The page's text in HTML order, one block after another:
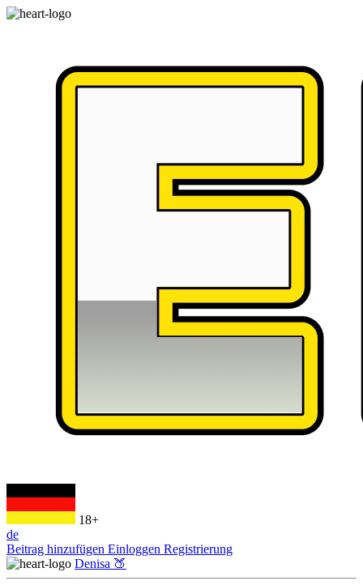
18+
de
Beitrag hinzufügen Einloggen Registrierung
Denisa 🍑